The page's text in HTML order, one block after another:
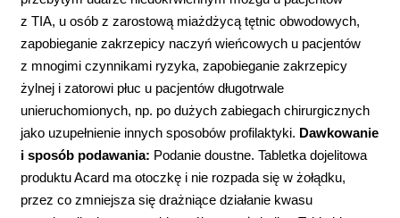
z TIA, u osób z zarostową miażdżycą tętnic obwodowych,
zapobieganie zakrzepicy naczyń wieńcowych u pacjentów
z mnogimi czynnikami ryzyka, zapobieganie zakrzepicy
żylnej i zatorowi płuc u pacjentów długotrwale
unieruchomionych, np. po dużych zabiegach chirurgicznych
jako uzupełnienie innych sposobów profilaktyki. Dawkowanie
i sposób podawania: Podanie doustne. Tabletka dojelitowa
produktu Acard ma otoczkę i nie rozpada się w żołądku,
przez co zmniejsza się drażniące działanie kwasu